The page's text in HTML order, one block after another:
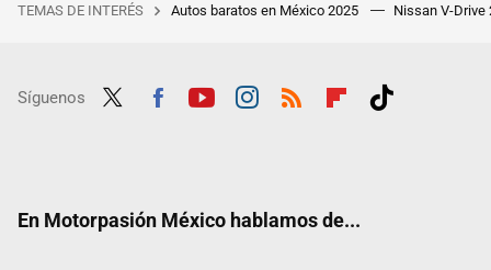
TEMAS DE INTERÉS Autos baratos en México 2025 Nissan V-Drive
Síguenos
En Motorpasión México hablamos de...